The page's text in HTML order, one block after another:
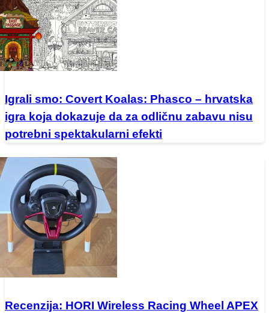
Igrali smo: Covert Koalas: Phasco – hrvatska
igra koja dokazuje da za odličnu zabavu nisu
potrebni spektakularni efekti
Recenzija: HORI Wireless Racing Wheel APEX